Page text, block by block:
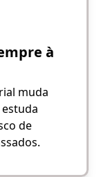
à
muda
de